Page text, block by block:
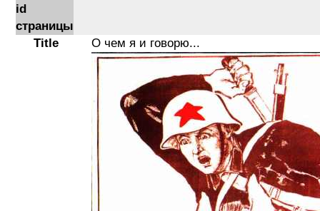
id
страницы
Title
О чем я и говорю...